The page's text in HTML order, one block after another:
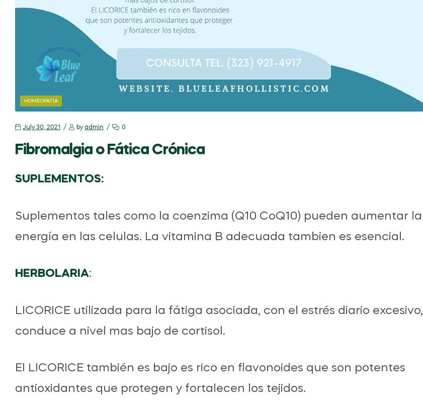
HOMEOPATÍA
July 30, 2021 by admin 0
Fibromalgia o Fática Crónica
SUPLEMENTOS:
Suplementos tales como la coenzima (Q10 CoQ10) pueden aumentar la
energía en las celulas. La vitamina B adecuada tambien es esencial.
HERBOLARIA:
LICORICE utilizada para la fátiga asociada, con el estrés diario excesivo,
conduce a nivel mas bajo de cortisol.
El LICORICE también es bajo es rico en flavonoides que son potentes
antioxidantes que protegen y fortalecen los tejidos.